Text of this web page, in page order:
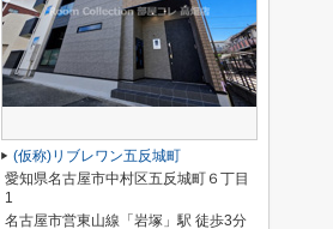
(仮称)リブレワン五反城町
愛知県名古屋市中村区五反城町６丁目
1
名古屋市営東山線「岩塚」駅 徒歩3分